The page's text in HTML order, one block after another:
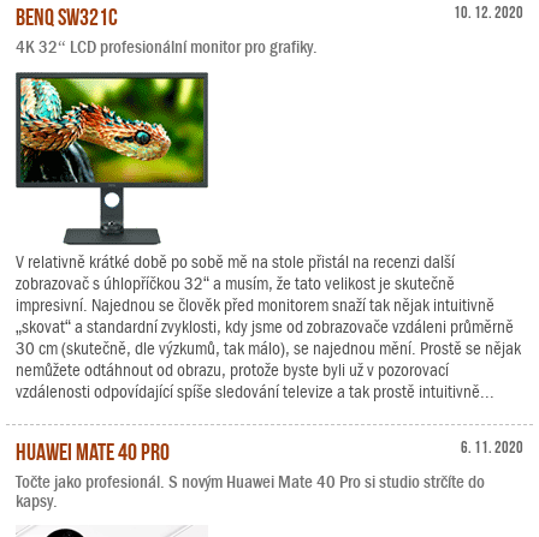
10. 12. 2020
BenQ SW321C
4K 32“ LCD profesionální monitor pro grafiky.
V relativně krátké době po sobě mě na stole přistál na recenzi další
zobrazovač s úhlopříčkou 32“ a musím, že tato velikost je skutečně
impresivní. Najednou se člověk před monitorem snaží tak nějak intuitivně
„skovat“ a standardní zvyklosti, kdy jsme od zobrazovače vzdáleni průměrně
30 cm (skutečně, dle výzkumů, tak málo), se najednou mění. Prostě se nějak
nemůžete odtáhnout od obrazu, protože byste byli už v pozorovací
vzdálenosti odpovídající spíše sledování televize a tak prostě intuitivně...
6. 11. 2020
Huawei Mate 40 Pro
Točte jako profesionál. S novým Huawei Mate 40 Pro si studio strčíte do
kapsy.